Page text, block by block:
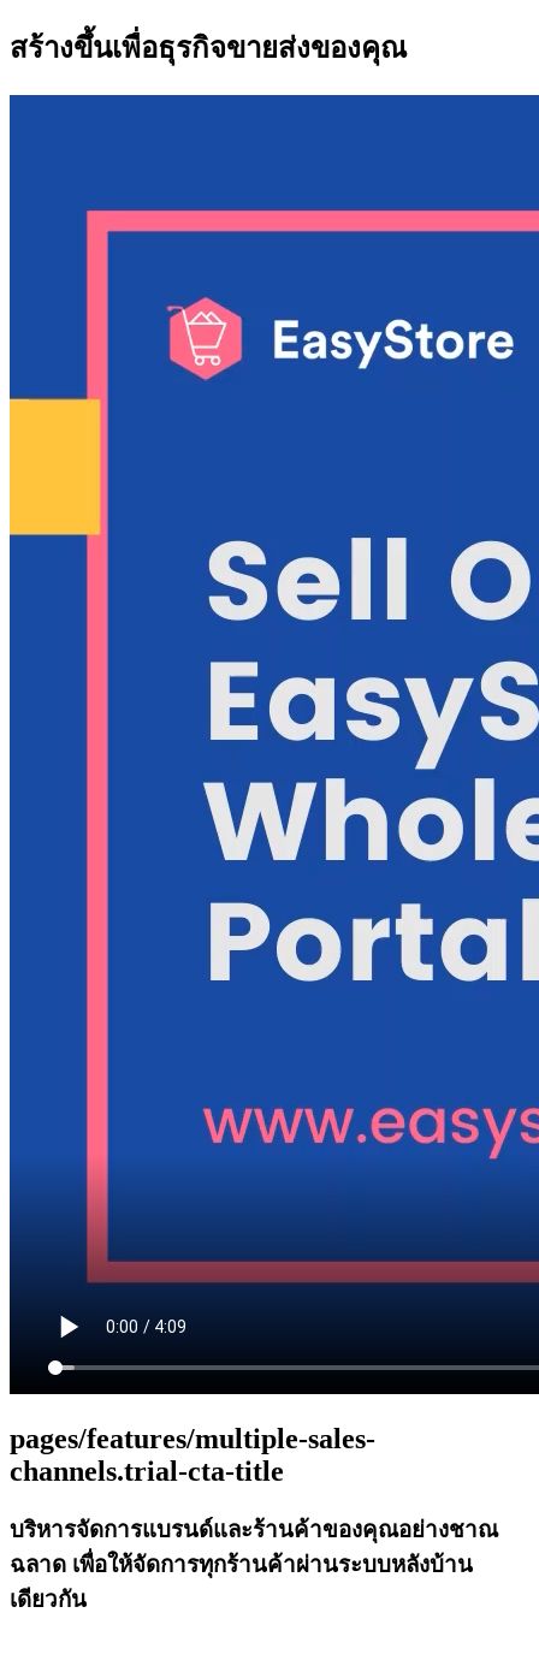
สร้างขึ้นเพื่อธุรกิจขายส่งของคุณ
pages/features/multiple-sales-
channels.trial-cta-title
บริหารจัดการแบรนด์และร้านค้าของคุณอย่างชาณ
ฉลาด เพื่อให้จัดการทุกร้านค้าผ่านระบบหลังบ้าน
เดียวกัน